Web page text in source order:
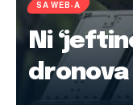
SA WEB-A
Ni